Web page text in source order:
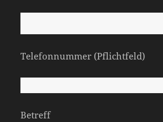
Telefonnummer (Pflichtfeld)
Betreff